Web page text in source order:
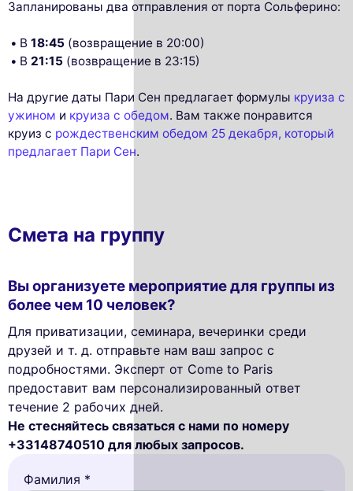
Запланированы два отправления от порта Сольферино:
В18:45 (возвращение в 20:00)
В21:15 (возвращение в 23:15)
На другие даты Пари Сен предлагает формулы круиза с
ужином и круиза с обедом. Вам также понравится
круиз с рождественским обедом 25 декабря, который
предлагает Пари Сен.
Смета на группу
Вы организуете мероприятие для группы из
более чем 10 человек?
Для приватизации, семинара, вечеринки среди
друзей и т. д. отправьте нам ваш запрос с
подробностями. Эксперт от Come to Paris
предоставит вам персонализированный ответ
течение 2 рабочих дней.
Не стесняйтесь связаться с нами по номеру
+33148740510 для любых запросов.
Фамилия *